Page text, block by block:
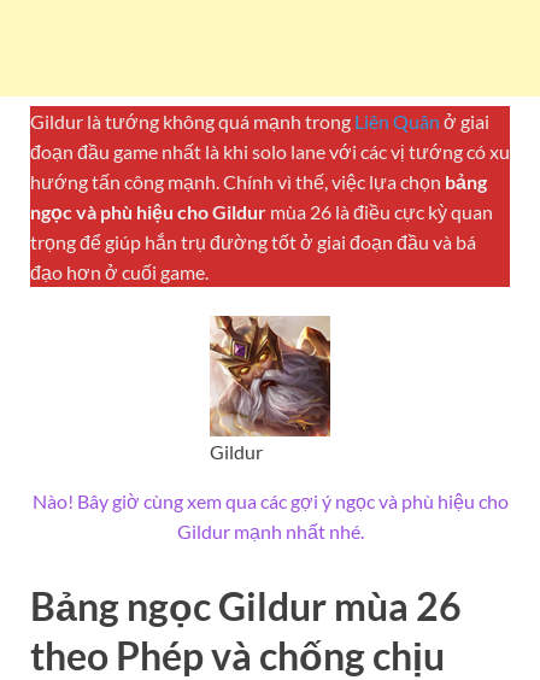
Gildur là tướng không quá mạnh trong Liên Quân ở giai
đoạn đầu game nhất là khi solo lane với các vị tướng có xu
hướng tấn công mạnh. Chính vì thế, việc lựa chọn bảng
ngọc và phù hiệu cho Gildur mùa 26 là điều cực kỳ quan
trọng để giúp hắn trụ đường tốt ở giai đoạn đầu và bá
đạo hơn ở cuối game.
Gildur
Nào! Bây giờ cùng xem qua các gợi ý ngọc và phù hiệu cho
Gildur mạnh nhất nhé.
Bảng ngọc Gildur mùa 26
theo Phép và chống chịu